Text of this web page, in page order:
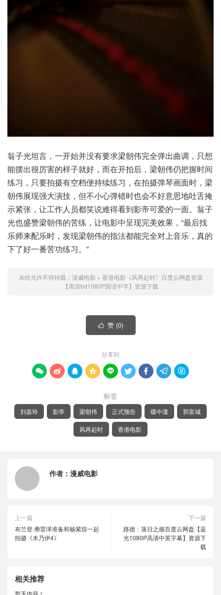
翁子光坦言，一开始并没有要求梁朝伟完全弹出曲调，只想
能摆出很厉害的样子就好，而在开拍后，梁朝伟仍把握时间
练习，只要拍摄有空档便持续练习，在拍摄弹琴画面时，梁
朝伟展现强大演技，但不小心弹错时也会不好意思地吐舌掩
示紧张，让工作人员都笑说难得看到影帝可爱的一面。翁子
光也盛赞梁朝伟的苦练，让电影中呈现完美效果，“最后找
乐师来配乐时，发现梁朝伟的指法都能完全对上音乐，真的
下了好一番苦功练习。”
未经允许不得转载： 漫威电影 » 香港电影《风再起时》百度云网盘资源
【高清bd1080P国语中字】资源下载
 赞 (0)
分享到
        
标签
刘嘉玲 影帝 梁朝伟 正式预告 碟中谍 郭富城
风再起时 香港电影
作者： 漫威电影
上一篇
布兰登·弗雷泽准备和杨紫琼一起
拍摄《木乃伊4》
下一篇
路德：落日之殇百度云网盘【蓝
光1080P高清中英字幕】资源下
载
相关推荐
暂无内容！